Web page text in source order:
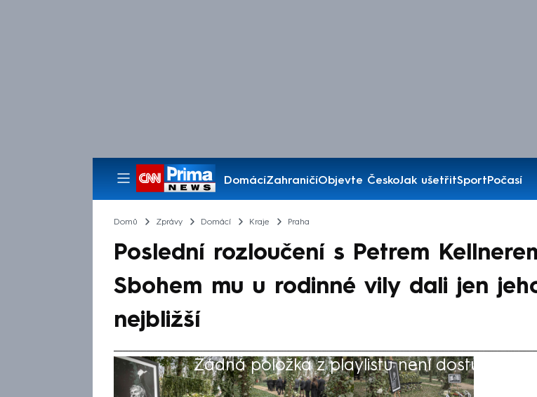
DomácíZahraničíObjevte ČeskoJak ušetřitSportPočasí
Pořady
Domů Zprávy Domácí Kraje Praha
Poslední rozloučení s Petrem
Sbohem mu u rodinné vily dali jen
nejbližší
Žádná položka z playlistu není dostupná.